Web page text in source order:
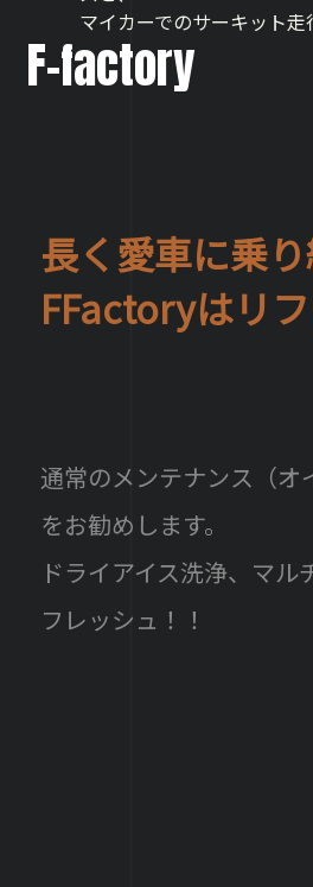
F-factory
マイカーでのサーキット走
長く愛車に乗
FFactoryはリ
通常のメンテナンス（
をお勧めします。
ドライアイス洗浄、マ
フレッシュ！！